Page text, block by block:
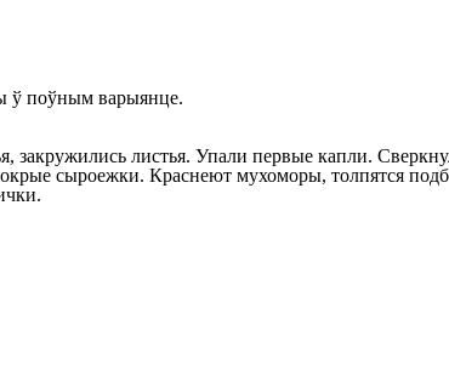
ў поўным варыянце.
листья. Упали первые капли.
сыроежки. Краснеют мухоморы, толпятся